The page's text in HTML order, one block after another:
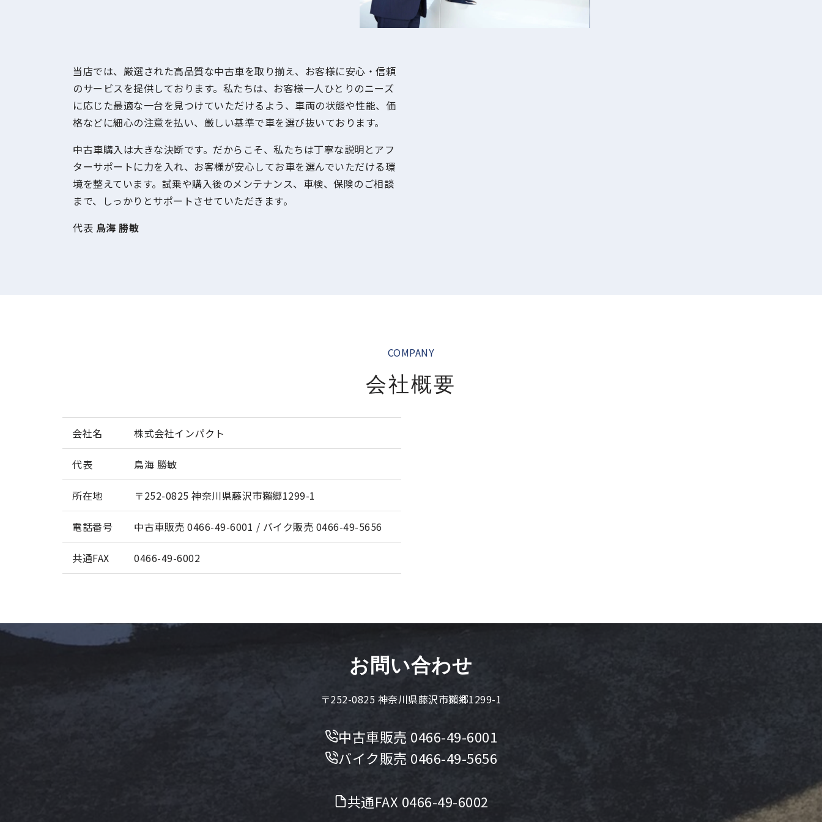
当店では、厳選された高品質な中古車を取り揃え、お客様に安心・信頼
のサービスを提供しております。私たちは、お客様一人ひとりのニーズ
に応じた最適な一台を見つけていただけるよう、車両の状態や性能、価
格などに細心の注意を払い、厳しい基準で車を選び抜いております。
中古車購入は大きな決断です。だからこそ、私たちは丁寧な説明とアフ
ターサポートに力を入れ、お客様が安心してお車を選んでいただける環
境を整えています。試乗や購入後のメンテナンス、車検、保険のご相談
まで、しっかりとサポートさせていただきます。
代表 鳥海 勝敏
COMPANY
会社概要
会社名 株式会社インパクト
代表 鳥海 勝敏
所在地 〒252-0825 神奈川県藤沢市獺郷1299-1
電話番号 中古車販売 0466-49-6001 / バイク販売 0466-49-5656
共通FAX 0466-49-6002
お問い合わせ
〒252-0825 神奈川県藤沢市獺郷1299-1
中古車販売 0466-49-6001
バイク販売 0466-49-5656
共通FAX 0466-49-6002